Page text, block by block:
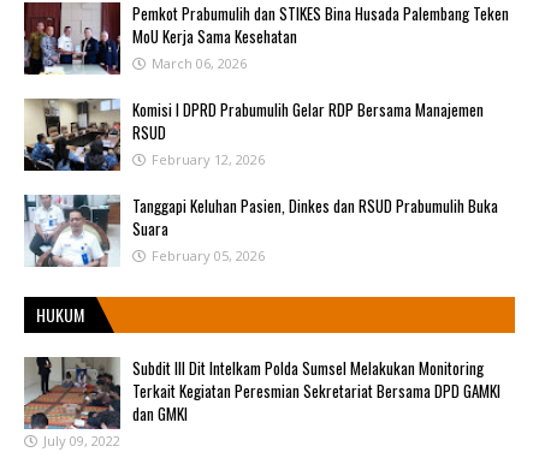
Pemkot Prabumulih dan STIKES Bina Husada Palembang Teken
MoU Kerja Sama Kesehatan
March 06, 2026
Komisi I DPRD Prabumulih Gelar RDP Bersama Manajemen
RSUD
February 12, 2026
Tanggapi Keluhan Pasien, Dinkes dan RSUD Prabumulih Buka
Suara
February 05, 2026
HUKUM
Subdit III Dit Intelkam Polda Sumsel Melakukan Monitoring
Terkait Kegiatan Peresmian Sekretariat Bersama DPD GAMKI
dan GMKI
July 09, 2022